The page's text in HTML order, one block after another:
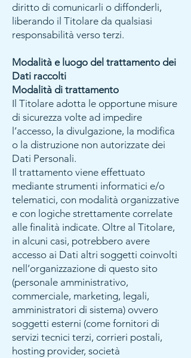
diritto di comunicarli o diffonderli,
liberando il Titolare da qualsiasi
responsabilità verso terzi.
Modalità e luogo del trattamento dei
Dati raccolti
Modalità di trattamento
Il Titolare adotta le opportune misure
di sicurezza volte ad impedire
l’accesso, la divulgazione, la modifica
o la distruzione non autorizzate dei
Dati Personali.
Il trattamento viene effettuato
mediante strumenti informatici e/o
telematici, con modalità organizzative
e con logiche strettamente correlate
alle finalità indicate. Oltre al Titolare,
in alcuni casi, potrebbero avere
accesso ai Dati altri soggetti coinvolti
nell’organizzazione di questo sito
(personale amministrativo,
commerciale, marketing, legali,
amministratori di sistema) ovvero
soggetti esterni (come fornitori di
servizi tecnici terzi, corrieri postali,
hosting provider, società